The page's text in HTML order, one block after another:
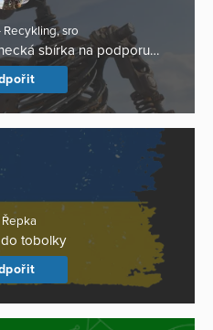
sro
sbírka na podporu…
tobolky